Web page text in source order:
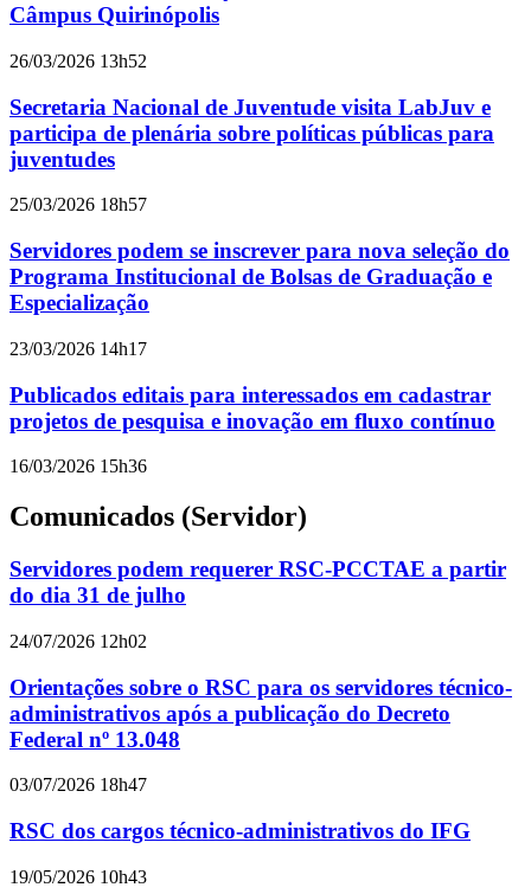
Câmpus Quirinópolis
26/03/2026 13h52
Secretaria Nacional de Juventude visita LabJuv e
participa de plenária sobre políticas públicas para
juventudes
25/03/2026 18h57
Servidores podem se inscrever para nova seleção do
Programa Institucional de Bolsas de Graduação e
Especialização
23/03/2026 14h17
Publicados editais para interessados em cadastrar
projetos de pesquisa e inovação em fluxo contínuo
16/03/2026 15h36
Comunicados (Servidor)
Servidores podem requerer RSC-PCCTAE a partir
do dia 31 de julho
24/07/2026 12h02
Orientações sobre o RSC para os servidores técnico-
administrativos após a publicação do Decreto
Federal nº 13.048
03/07/2026 18h47
RSC dos cargos técnico-administrativos do IFG
19/05/2026 10h43